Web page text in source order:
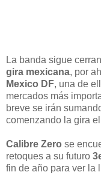
La banda sigue
gira mexicana, por
Mexico DF, una de
mercados más
breve se irán
comenzando la gira el
Calibre Zero se
retoques a su futuro
fin de año para ver la